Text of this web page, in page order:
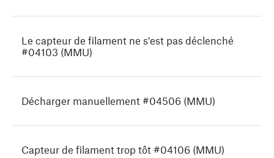
Le capteur de filament ne s'est pas déclenché
#04103 (MMU)
Décharger manuellement #04506 (MMU)
Capteur de filament trop tôt #04106 (MMU)